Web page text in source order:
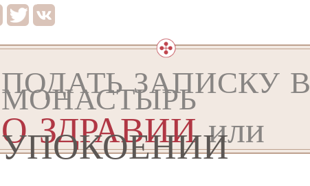
ПОДАТЬ ЗАПИСКУ В
МОНАСТЫРЬ
О ЗДРАВИИили
УПОКОЕНИИ